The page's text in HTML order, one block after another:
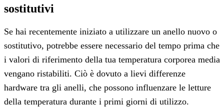
sostitutivi
Se hai recentemente iniziato a utilizzare un anello nuovo o
sostitutivo, potrebbe essere necessario del tempo prima che
i valori di riferimento della tua temperatura corporea media
vengano ristabiliti. Ciò è dovuto a lievi differenze
hardware tra gli anelli, che possono influenzare le letture
della temperatura durante i primi giorni di utilizzo.